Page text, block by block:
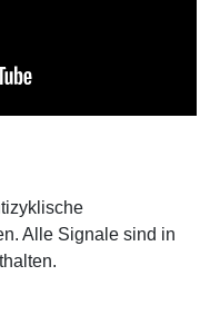
Alle Signale sind in